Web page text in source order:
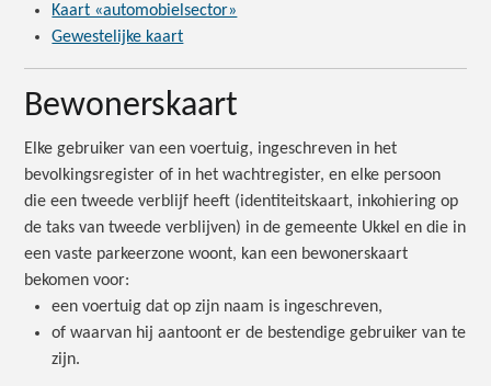
Kaart «automobielsector»
Gewestelijke kaart
Bewonerskaart
Elke gebruiker van een voertuig, ingeschreven in het
bevolkingsregister of in het wachtregister, en elke persoon
die een tweede verblijf heeft (identiteitskaart, inkohiering op
de taks van tweede verblijven) in de gemeente Ukkel en die in
een vaste parkeerzone woont, kan een bewonerskaart
bekomen voor:
een voertuig dat op zijn naam is ingeschreven,
of waarvan hij aantoont er de bestendige gebruiker van te
zijn.